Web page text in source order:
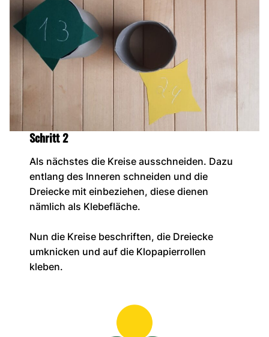
Schritt 2
Als nächstes die Kreise ausschneiden. Dazu
entlang des Inneren schneiden und die
Dreiecke mit einbeziehen, diese dienen
nämlich als Klebefläche.
Nun die Kreise beschriften, die Dreiecke
umknicken und auf die Klopapierrollen
kleben.